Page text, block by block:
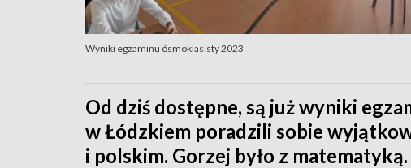
Wyniki egzaminu ósmoklasisty 2023
Od dziś dostępne, są już wyniki
w Łódzkiem poradzili sobie
i polskim. Gorzej było z matematyką.